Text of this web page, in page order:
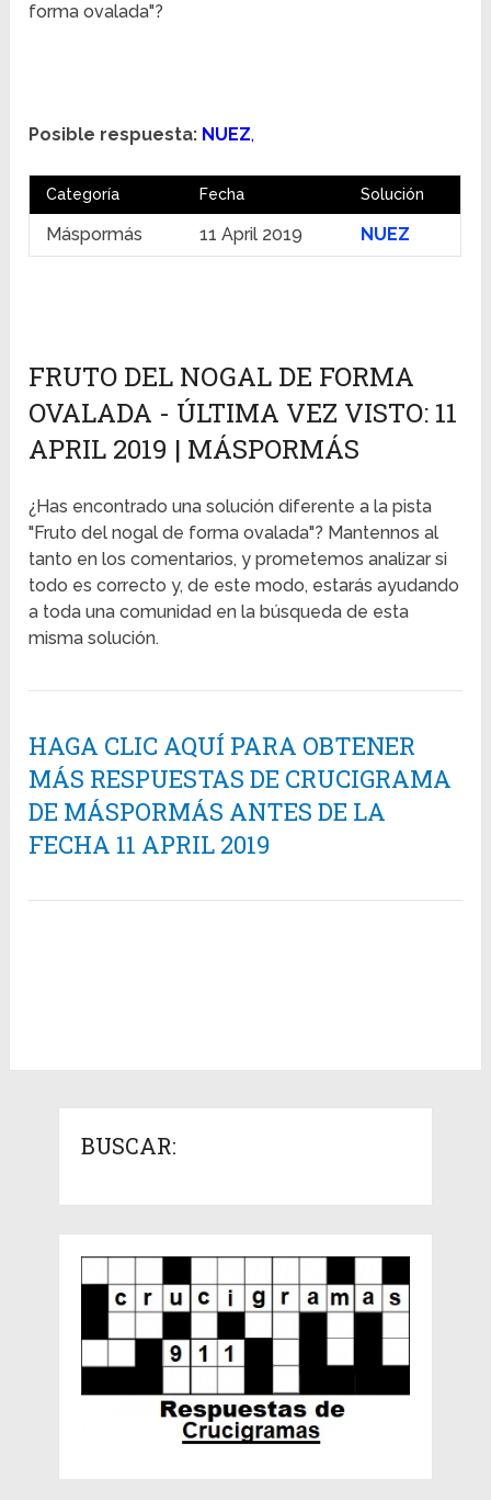
forma ovalada"?
Posible respuesta: NUEZ,
Categoría Fecha Solución
Máspormás 11 April 2019 NUEZ
FRUTO DEL NOGAL DE FORMA
OVALADA - ÚLTIMA VEZ VISTO: 11
APRIL 2019 | MÁSPORMÁS
¿Has encontrado una solución diferente a la pista
"Fruto del nogal de forma ovalada"? Mantennos al
tanto en los comentarios, y prometemos analizar si
todo es correcto y, de este modo, estarás ayudando
a toda una comunidad en la búsqueda de esta
misma solución.
HAGA CLIC AQUÍ PARA OBTENER
MÁS RESPUESTAS DE CRUCIGRAMA
DE MÁSPORMÁS ANTES DE LA
FECHA 11 APRIL 2019
BUSCAR: